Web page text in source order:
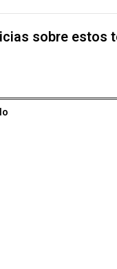
sobre estos